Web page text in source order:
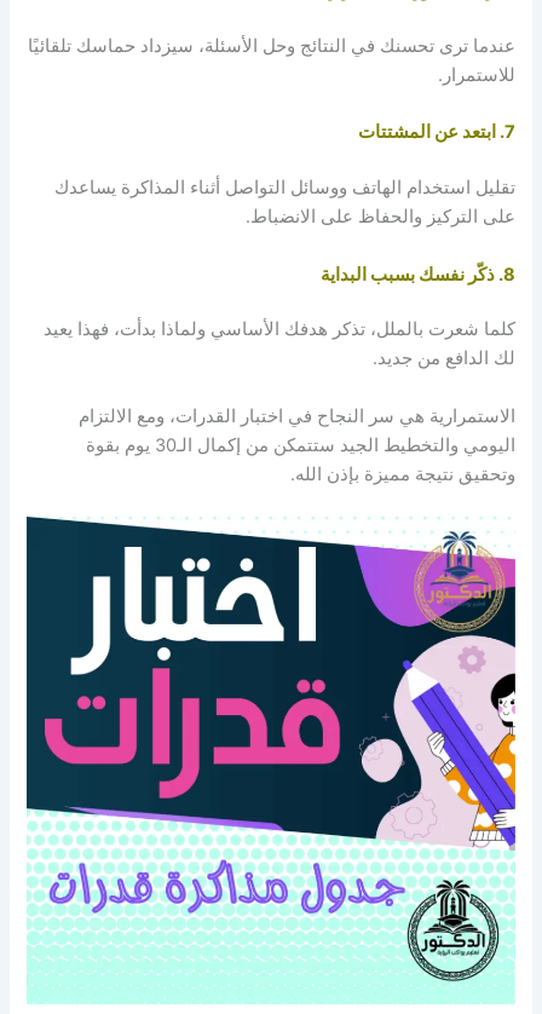
عندما ترى تحسنك في النتائج وحل الأسئلة، سيزداد حماسك تلقائيًا
للاستمرار.
7. ابتعد عن المشتتات
تقليل استخدام الهاتف ووسائل التواصل أثناء المذاكرة يساعدك
على التركيز والحفاظ على الانضباط.
8. ذكّر نفسك بسبب البداية
كلما شعرت بالملل، تذكر هدفك الأساسي ولماذا بدأت، فهذا يعيد
لك الدافع من جديد.
الاستمرارية هي سر النجاح في اختبار القدرات، ومع الالتزام
اليومي والتخطيط الجيد ستتمكن من إكمال الـ30 يوم بقوة
وتحقيق نتيجة مميزة بإذن الله.